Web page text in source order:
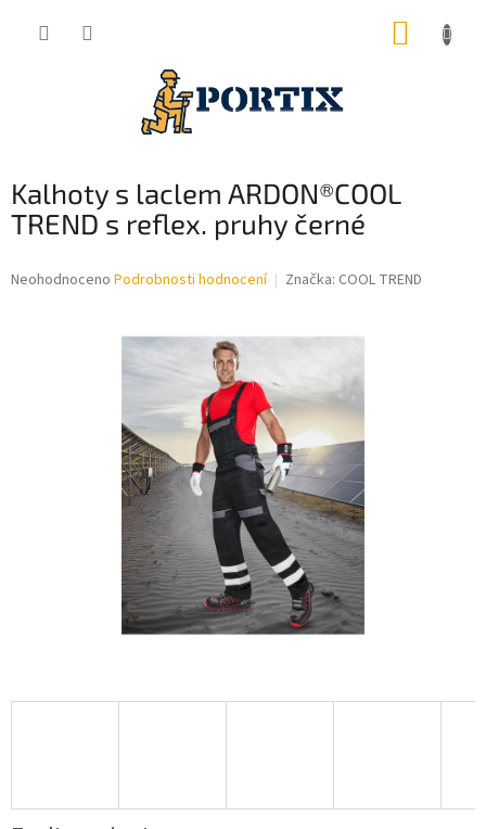
Kalhoty s laclem ARDON®COOL
TREND s reflex. pruhy černé
Průměrné
Neohodnoceno Podrobnosti hodnocení Značka: COOL TREND